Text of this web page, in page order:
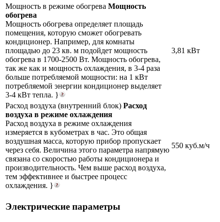
Мощность в режиме обогрева Мощность
обогрева
Мощность обогрева определяет площадь
помещения, которую сможет обогревать
кондиционер. Например, для комнаты
площадью до 23 кв. м подойдет мощность
обогрева в 1700-2500 Вт. Мощность обогрева,
так же как и мощность охлаждения, в 3-4 раза
больше потребляемой мощности: на 1 кВт
потребляемой энергии кондиционер выделяет
3-4 кВт тепла. }
3,81 кВт
Расход воздуха (внутренний блок) Расход
воздуха в режиме охлаждения
Расход воздуха в режиме охлаждения
измеряется в кубометрах в час. Это общая
воздушная масса, которую прибор пропускает
через себя. Величина этого параметра напрямую
связана со скоростью работы кондиционера и
производительность. Чем выше расход воздуха,
тем эффективнее и быстрее процесс
охлаждения. }
550 куб.м/ч
Электрические параметры